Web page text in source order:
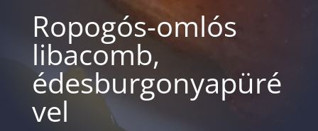
Ropogós-omlós
libacomb,
édesburgonyapüré
vel